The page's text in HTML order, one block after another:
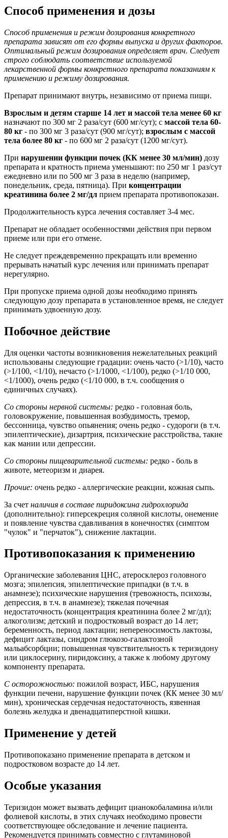
Способ применения и дозы
Способ применения и режим дозирования конкретного
препарата зависят от его формы выпуска и других факторов.
Оптимальный режим дозирования определяет врач. Следует
строго соблюдать соответствие используемой
лекарственной формы конкретного препарата показаниям к
применению и режиму дозирования.
Препарат принимают внутрь, независимо от приема пищи.
Взрослым и детям старше 14 лет и массой тела менее 60 кг
назначают по 300 мг 2 раза/сут (600 мг/сут); с массой тела 60-
80 кг - по 300 мг 3 раза/сут (900 мг/сут); взрослым с массой
тела более 80 кг - по 600 мг 2 раза/сут (1200 мг/сут).
При нарушении функции почек (КК менее 30 мл/мин) дозу
препарата и кратность приема уменьшают: по 250 мг 1 раз/сут
ежедневно или по 500 мг 3 раза в неделю (например,
понедельник, среда, пятница). При концентрации
креатинина более 2 мг/дл прием препарата противопоказан.
Продолжительность курса лечения составляет 3-4 мес.
Препарат не обладает особенностями действия при первом
приеме или при его отмене.
Не следует преждевременно прекращать или временно
прерывать начатый курс лечения или принимать препарат
нерегулярно.
При пропуске приема одной дозы необходимо принять
следующую дозу препарата в установленное время, не следует
принимать удвоенную дозу.
Побочное действие
Для оценки частоты возникновения нежелательных реакций
использованы следующие градации: очень часто (>1/10), часто
(>1/100, <1/10), нечасто (>1/1000, <1/100), редко (>1/10 000,
<1/1000), очень редко (<1/10 000, в т.ч. сообщения о
единичных случаях).
Со стороны нервной системы: редко - головная боль,
головокружение, повышенная возбудимость, тремор,
бессонница, чувство опьянения; очень редко - судороги (в т.ч.
эпилептические), дизартрия, психические расстройства, такие
как мании или депрессии.
Со стороны пищеварительной системы: редко - боль в
животе, метеоризм и диарея.
Прочие: очень редко - аллергические реакции, кожная сыпь.
За счет наличия в составе пиридоксина гидрохлорида
(дополнительно): гиперсекреция соляной кислоты, онемение
и появление чувства сдавливания в конечностях (симптом
"чулок" и "перчаток"), снижение лактации.
Противопоказания к применению
Органические заболевания ЦНС, атеросклероз головного
мозга; эпилепсия, эпилептические припадки (в т.ч. в
анамнезе); психические нарушения (тревожность, психозы,
депрессия, в т.ч. в анамнезе); тяжелая почечная
недостаточность (концентрация креатинина более 2 мг/дл);
алкоголизм; детский и подростковый возраст до 14 лет;
беременность, период лактации; непереносимость лактозы,
дефицит лактазы, синдром глюкозо-галактозной
мальабсорбции; повышенная чувствительность к теризидону
или циклосерину, пиридоксину, а также к любому другому
компоненту препарата.
С осторожностью: пожилой возраст, ИБС, нарушения
функции печени, нарушение функции почек (КК менее 30 мл/
мин), хроническая сердечная недостаточность, язвенная
болезнь желудка и двенадцатиперстной кишки.
Применение у детей
Противопоказано применение препарата в детском и
подростковом возрасте до 14 лет.
Особые указания
Теризидон может вызвать дефицит цианокобаламина и/или
фолиевой кислоты, в этих случаях необходимо провести
соответствующее обследование и лечение пациента.
Рекомендуется принимать совместно с глутаминовой